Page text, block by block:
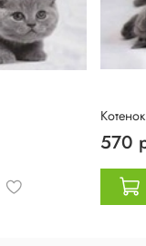
570